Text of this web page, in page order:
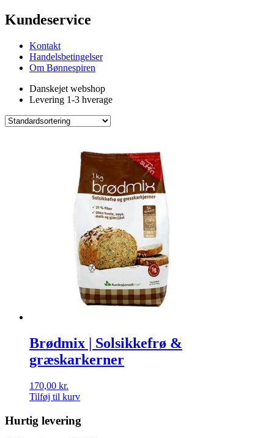
Kundeservice
Kontakt
Handelsbetingelser
Om Bønnespiren
Danskejet webshop
Levering 1-3 hverage
Brødmix | Solsikkefrø &
græskarkerner
170,00 kr.
Tilføj til kurv
Hurtig levering